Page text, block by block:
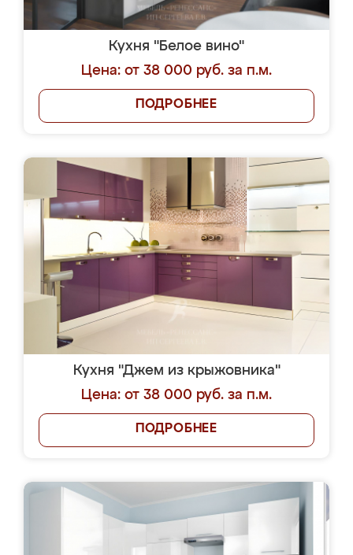
Кухня "Белое вино"
Цена: от 38 000 руб. за п.м.
ПОДРОБНЕЕ
Кухня "Джем из крыжовника"
Цена: от 38 000 руб. за п.м.
ПОДРОБНЕЕ